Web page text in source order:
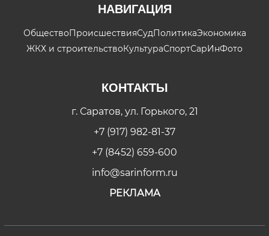
НАВИГАЦИЯ
ОбществоПроисшествияСудПолитикаЭкономика
ЖКХ и строительствоКультураСпортСарИнФото
КОНТАКТЫ
г. Саратов, ул. Горького, 21
+7 (917) 982-81-37
+7 (8452) 659-600
info@sarinform.ru
РЕКЛАМА